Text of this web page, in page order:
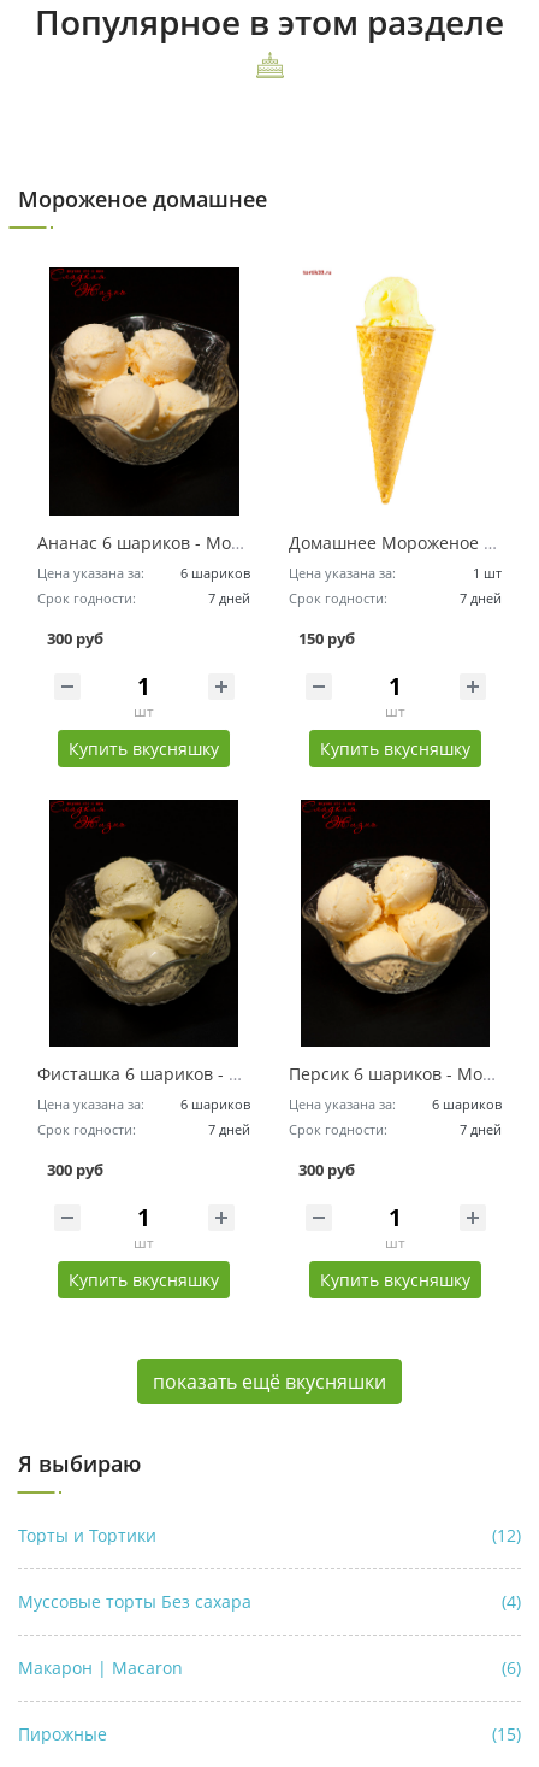
Популярное в этом разделе
Мороженое домашнее
Ананас 6 шариков - Мороженое Домашнее в Креманке
Цена указана за:
6 шариков
Срок годности:
7 дней
300 руб
шт
Купить вкусняшку
Домашнее Мороженое Рожок
Цена указана за:
1 шт
Срок годности:
7 дней
150 руб
шт
Купить вкусняшку
Фисташка 6 шариков - Мороженое Домашнее в Креманке
Цена указана за:
6 шариков
Срок годности:
7 дней
300 руб
шт
Купить вкусняшку
Персик 6 шариков - Мороженое Домашнее в Креманке
Цена указана за:
6 шариков
Срок годности:
7 дней
300 руб
шт
Купить вкусняшку
показать ещё вкусняшки
Я выбираю
Торты и Тортики (12)
Муссовые торты Без сахара (4)
Макарон | Macaron (6)
Пирожные (15)